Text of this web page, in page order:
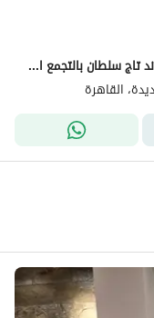
شقه بجاردن استلام فوري بموقع مميز في كمبوند تاج سلطان بالتجمع الخامس
القاهرة